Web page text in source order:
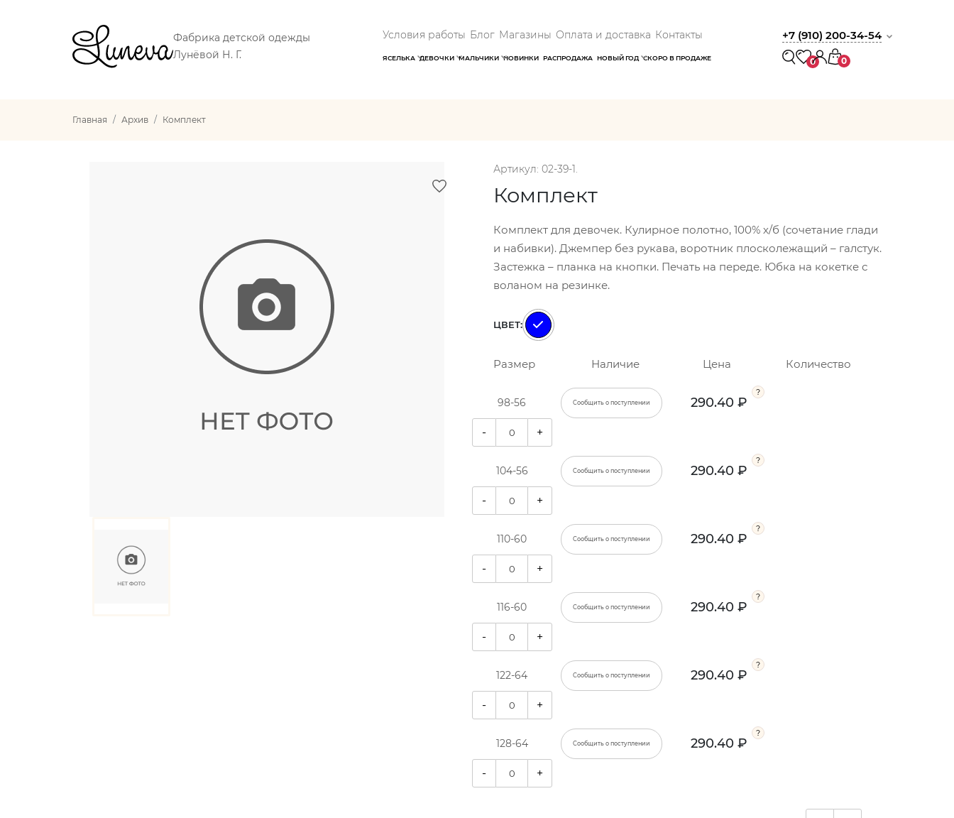
Фабрика детской одежды
Лунёвой Н. Г.
Условия работы Блог Магазины Оплата и доставка Контакты
ЯСЕЛЬКА ДЕВОЧКИ МАЛЬЧИКИ НОВИНКИ РАСПРОДАЖА НОВЫЙ ГОД СКОРО В ПРОДАЖЕ
+7 (910) 200-34-54
0 0
Главная Архив Комплект
Артикул: 02-39-1.
Комплект
Комплект для девочек. Кулирное полотно, 100% х/б (сочетание глади
и набивки). Джемпер без рукава, воротник плосколежащий – галстук.
Застежка – планка на кнопки. Печать на переде. Юбка на кокетке с
воланом на резинке.
ЦВЕТ:
Размер Наличие Цена Количество
98-56 Сообщить о поступлении 290.40 ₽
- +
104-56 Сообщить о поступлении 290.40 ₽
- +
110-60 Сообщить о поступлении 290.40 ₽
- +
116-60 Сообщить о поступлении 290.40 ₽
- +
122-64 Сообщить о поступлении 290.40 ₽
- +
128-64 Сообщить о поступлении 290.40 ₽
- +